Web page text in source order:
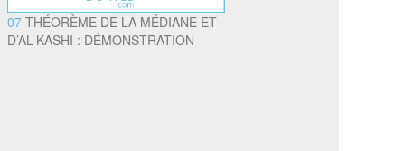
07THÉORÈME DE LA MÉDIANE ET
D’AL-KASHI : DÉMONSTRATION